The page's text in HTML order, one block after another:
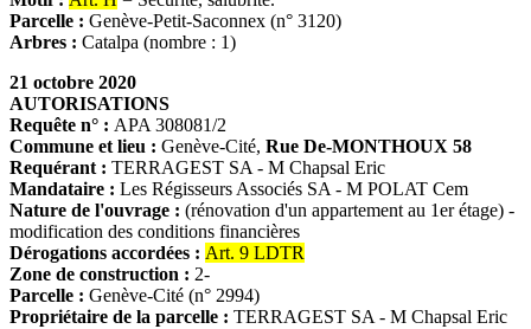
Parcelle : Genève-Petit-Saconnex (n° 3120)
Arbres : Catalpa (nombre : 1)
21 octobre 2020
AUTORISATIONS
Requête n° : APA 308081/2
Commune et lieu : Genève-Cité, Rue De-MONTHOUX 58
Requérant : TERRAGEST SA - M Chapsal Eric
Mandataire : Les Régisseurs Associés SA - M POLAT Cem
Nature de l'ouvrage : (rénovation d'un appartement au 1er étage) -
modification des conditions financières
Dérogations accordées : Art. 9 LDTR
Zone de construction : 2-
Parcelle : Genève-Cité (n° 2994)
Propriétaire de la parcelle : TERRAGEST SA - M Chapsal Eric